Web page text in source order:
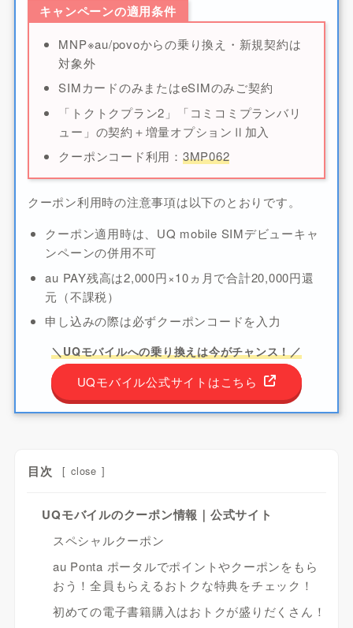
キャンペーンの適用条件
MNP※au/povoからの乗り換え・新規契約は
対象外
SIMカードのみまたはeSIMのみご契約
「トクトクプラン2」「コミコミプランバリ
ュー」の契約＋増量オプションⅡ加入
クーポンコード利用： 3MP062
クーポン利用時の注意事項は以下のとおりです。
クーポン適用時は、UQ mobile SIMデビューキャ
ンペーンの併用不可
au PAY残高は2,000円×10ヵ月で合計20,000円還
元（不課税）
申し込みの際は必ずクーポンコードを入力
＼UQモバイルへの乗り換えは今がチャンス！／
UQモバイル公式サイトはこちら
目次 [ close ]
UQモバイルのクーポン情報｜公式サイト
スペシャルクーポン
au Ponta ポータルでポイントやクーポンをもら
おう！全員もらえるおトクな特典をチェック！
初めての電子書籍購入はおトクが盛りだくさん！